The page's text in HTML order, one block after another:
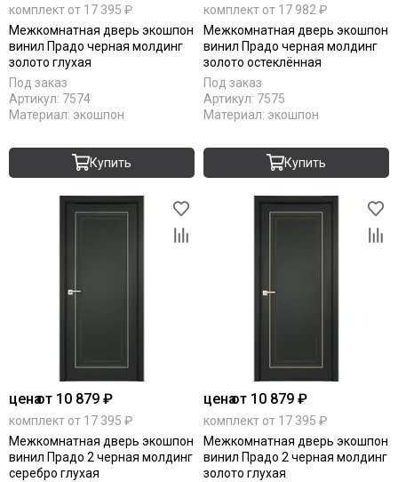
С патиной
Светлые
Тёмный кипарис
Тёмный анегри
Тёмные
Шампань
Antic loft
RAL 7044
RAL 7016
RAL 9010
Stone oak
White silk
комплект от 17 395 ₽
Межкомнатная дверь экошпон
винил Прадо черная молдинг
золото глухая
Под заказ
Артикул: 7574
Материал: экошпон
Купить
комплект от 17 982 ₽
Межкомнатная дверь экошпон
винил Прадо черная молдинг
золото остеклённая
Под заказ
Артикул: 7575
Материал: экошпон
Купить
ценаот 10 879 ₽
комплект от 17 395 ₽
Межкомнатная дверь экошпон
винил Прадо 2 черная молдинг
серебро глухая
ценаот 10 879 ₽
комплект от 17 395 ₽
Межкомнатная дверь экошпон
винил Прадо 2 черная молдинг
золото глухая